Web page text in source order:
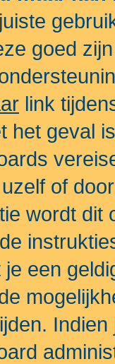
goed
link
het geval
of
wordt dit
een